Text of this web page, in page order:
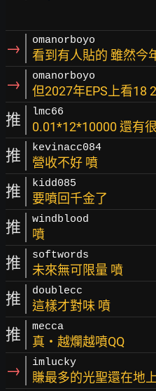
→ omanorboyo
看到有人貼的 雖然今
→ omanorboyo
但2027年EPS上看18
推 lmc66
0.01*12*10000 還有
推 kevinacc084
營收不好 噴
推 kidd085
要噴回千金了
推 windblood
噴
推 softwords
未來無可限量 噴
推 doublecc
這樣才對味 噴
推 mecca
真‧越爛越噴QQ
→ imlucky
賺最多的光聖還在地